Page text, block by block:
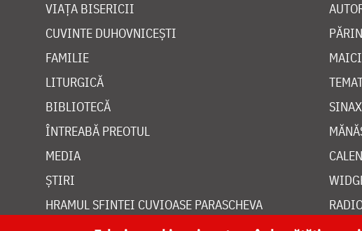
VIAȚA BISERICII
CUVINTE DUHOVNICEȘTI
FAMILIE
LITURGICĂ
BIBLIOTECĂ
ÎNTREABĂ PREOTUL
MEDIA
ȘTIRI
HRAMUL SFINTEI CUVIOASE PARASCHEVA